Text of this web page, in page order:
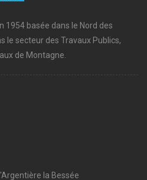
1954 basée dans le Nord des
le secteur des Travaux Publics,
de Montagne.
la Bessée